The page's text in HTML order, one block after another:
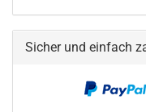
Sicher und einfach